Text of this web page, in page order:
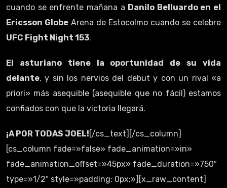
cuando se enfrente mañana a Danilo Belluardo en el
Ericsson Globe Arena de Estocolmo cuando se celebre
UFC Fight Night 153.
El asturiano tiene la oportunidad de su vida
delante, y sin los nervios del debut y con un rival «a
priori» más asequible (asequible que no fácil) estamos
confiados con que la victoria llegará.
¡A POR TODAS JOEL![/cs_text][/cs_column]
[cs_column fade=»false» fade_animation=»in»
fade_animation_offset=»45px» fade_duration=»750″
type=»1/2″ style=»padding: 0px;»][x_raw_content]